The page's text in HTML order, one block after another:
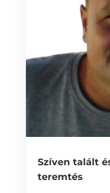
Szíven talált
teremtés